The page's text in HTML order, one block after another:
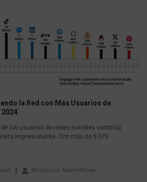
la Red con Más Usuarios de
de los usuarios de redes sociales continúa
impresionante. Con más de 5.070
Redaccion MarketNews